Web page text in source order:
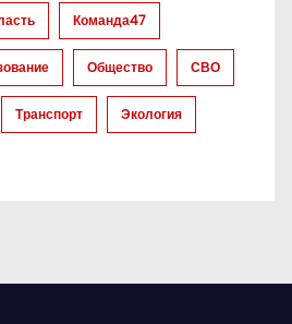
Команда47
Общество СВО
Транспорт Экология